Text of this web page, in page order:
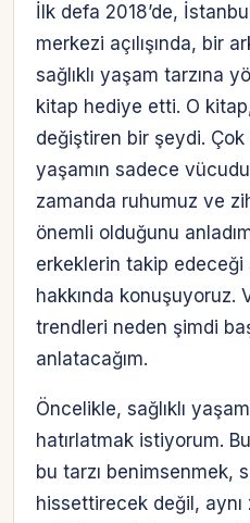
İlk defa 2018’de,
merkezi açılışında, bir
sağlıklı yaşam tarzına
kitap hediye etti. O
değiştiren bir şeydi. Çok
yaşamın sadece
zamanda ruhumuz ve
önemli olduğunu
erkeklerin takip edeceği
hakkında konuşuyoruz.
trendleri neden şimdi
anlatacağım.
Öncelikle, sağlıklı
hatırlatmak istiyorum.
bu tarzı benimsenmek,
hissettirecek değil,